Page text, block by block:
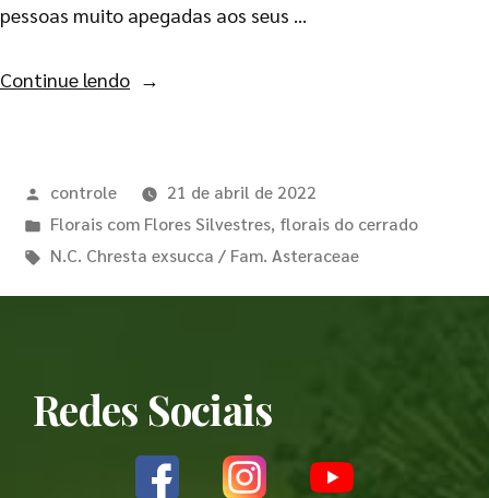
pessoas muito apegadas aos seus …
Continue lendo
controle
21 de abril de 2022
Florais com Flores Silvestres, florais do cerrado
N.C. Chresta exsucca / Fam. Asteraceae
Redes Sociais